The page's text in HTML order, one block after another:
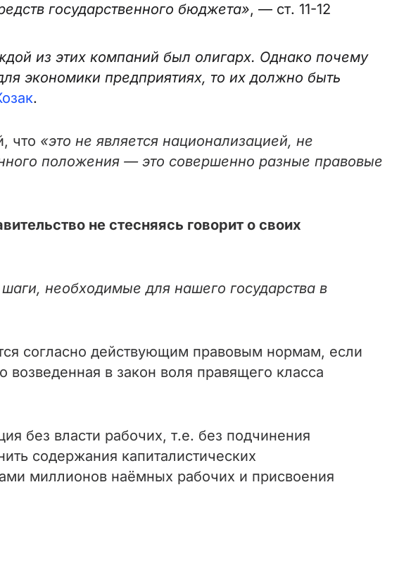
государственного бюджета», — ст. 11-12
из этих компаний был олигарх. Однако почему
экономики предприятиях, то их должно быть
.
что «это не является национализацией, не
положения — это совершенно разные правовые
не стесняясь говорит о своих
необходимые для нашего государства в
согласно действующим правовым нормам, если
возведенная в закон воля правящего класса
без власти рабочих, т.е. без подчинения
содержания капиталистических
миллионов наёмных рабочих и присвоения